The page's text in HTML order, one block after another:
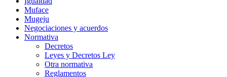
Muface
Mugeju
Negociaciones y acuerdos
Normativa
Decretos
Leyes y Decretos Ley
Otra normativa
Reglamentos